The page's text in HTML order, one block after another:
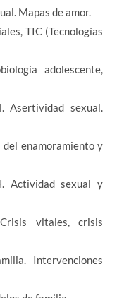
Mapas de amor.
TIC (Tecnologías
adolescente,
Asertividad sexual.
del enamoramiento y
Actividad sexual y
vitales, crisis
Intervenciones